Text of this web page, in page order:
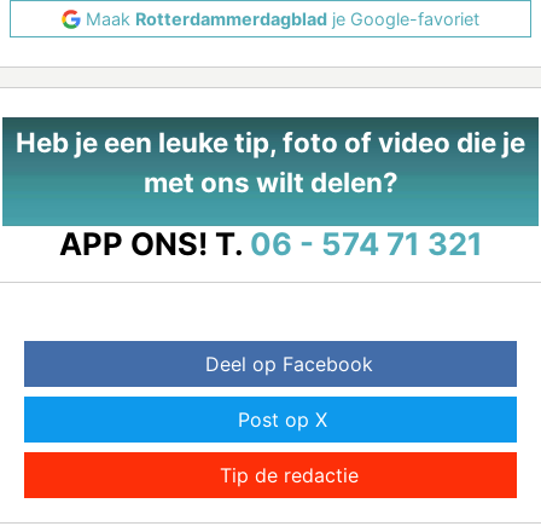
Maak Rotterdammerdagblad je Google-favoriet
Heb je een leuke tip, foto of video die je
met ons wilt delen?
APP ONS! T. 06 - 574 71 321
Deel op Facebook
Post op X
Tip de redactie